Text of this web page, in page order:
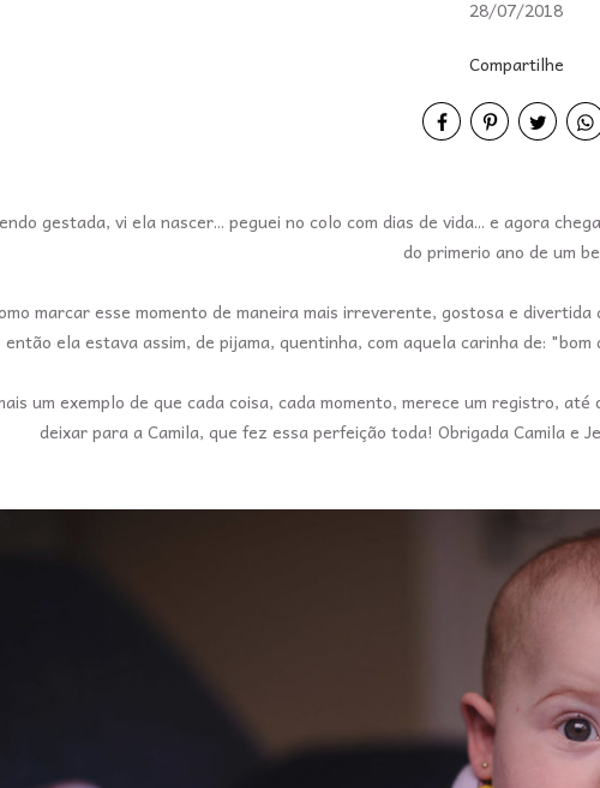
28/07/2018
Compartilhe
gestada, vi ela nascer... peguei no colo com dias de vida... e agora
do primerio ano de um
marcar esse momento de maneira mais irreverente, gostosa e divertida
então ela estava assim, de pijama, quentinha, com aquela carinha de:
um exemplo de que cada coisa, cada momento, merece um registro,
deixar para a Camila, que fez essa perfeição toda! Obrigada Camila e